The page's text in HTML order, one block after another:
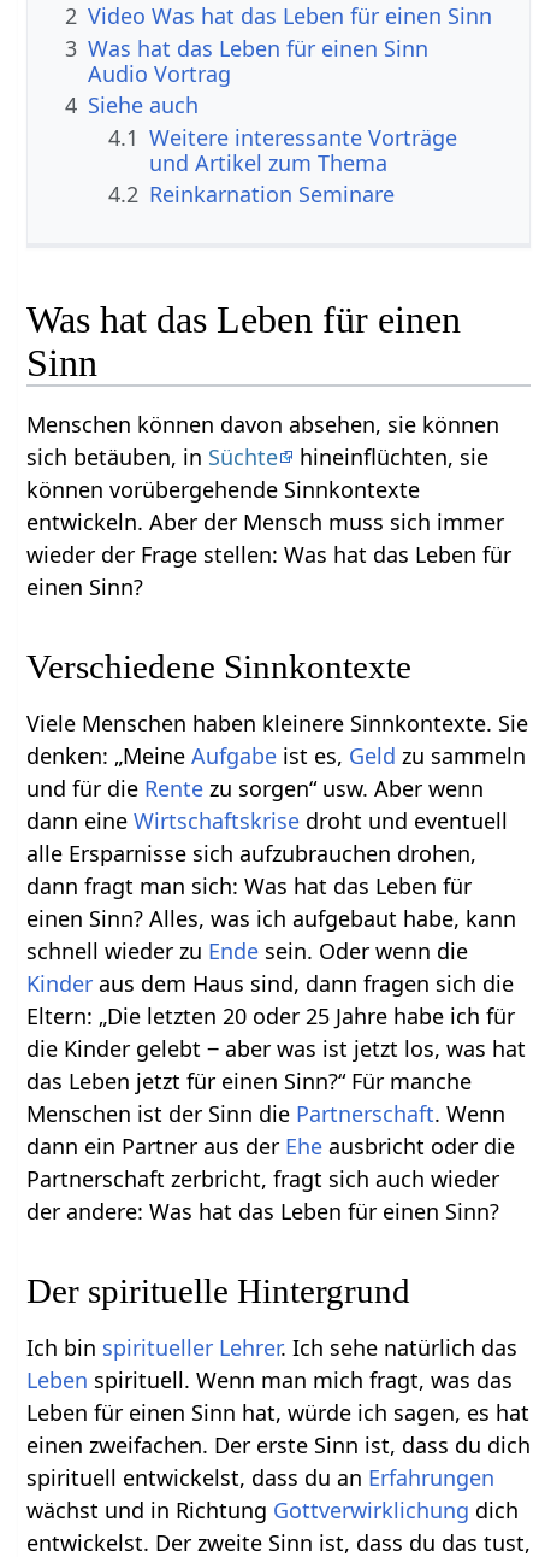
2 Video Was hat das Leben für einen Sinn
3 Was hat das Leben für einen Sinn
Audio Vortrag
4 Siehe auch
4.1 Weitere interessante Vorträge
und Artikel zum Thema
4.2 Reinkarnation Seminare
Was hat das Leben für einen
Sinn
Menschen können davon absehen, sie können
sich betäuben, in Süchte
hineinflüchten, sie
können vorübergehende Sinnkontexte
entwickeln. Aber der Mensch muss sich immer
wieder der Frage stellen: Was hat das Leben für
einen Sinn?
Verschiedene Sinnkontexte
Viele Menschen haben kleinere Sinnkontexte. Sie
denken: „MeineAufgabe ist es, Geld zu sammeln
und für die Rente zu sorgen“ usw. Aber wenn
dann eineWirtschaftskrise droht und eventuell
alle Ersparnisse sich aufzubrauchen drohen,
dann fragt man sich: Was hat das Leben für
einen Sinn? Alles, was ich aufgebaut habe, kann
schnell wieder zu Ende sein. Oder wenn die
Kinder aus dem Haus sind, dann fragen sich die
Eltern: „Die letzten 20 oder 25 Jahre habe ich für
die Kinder gelebt ‒ aber was ist jetzt los, was hat
das Leben jetzt für einen Sinn?“ Für manche
Menschen ist der Sinn die Partnerschaft. Wenn
dann ein Partner aus der Ehe ausbricht oder die
Partnerschaft zerbricht, fragt sich auch wieder
der andere: Was hat das Leben für einen Sinn?
Der spirituelle Hintergrund
Ich bin spiritueller Lehrer. Ich sehe natürlich das
Leben spirituell. Wenn man mich fragt, was das
Leben für einen Sinn hat, würde ich sagen, es hat
einen zweifachen. Der erste Sinn ist, dass du dich
spirituell entwickelst, dass du an Erfahrungen
wächst und in Richtung Gottverwirklichung dich
entwickelst. Der zweite Sinn ist, dass du das tust,